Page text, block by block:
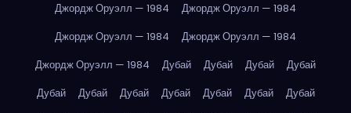
Джордж Оруэлл — 1984
Джордж Оруэлл — 1984
Джордж Оруэлл — 1984
Джордж Оруэлл — 1984
Джордж Оруэлл — 1984
Дубай Дубай Дубай
Дубай
Дубай
Дубай Дубай Дубай Дубай Дубай
Дубай